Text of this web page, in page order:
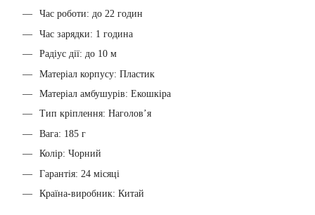
Час роботи: до 22 годин
Час зарядки: 1 година
Радіус дії: до 10 м
Матеріал корпусу: Пластик
Матеріал амбушурів: Екошкіра
Тип кріплення: Наголов’я
Вага: 185 г
Колір: Чорний
Гарантія: 24 місяці
Країна-виробник: Китай